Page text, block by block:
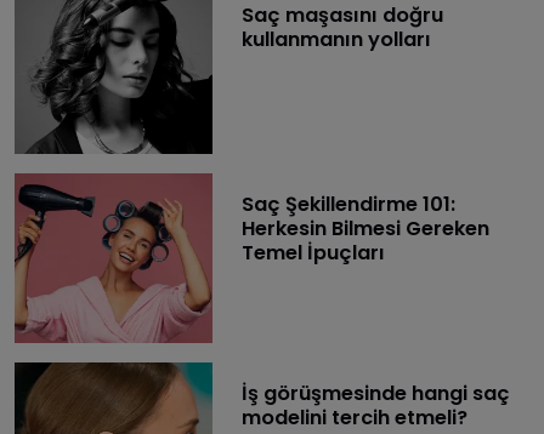
Saç maşasını doğru
kullanmanın yolları
Saç Şekillendirme 101:
Herkesin Bilmesi Gereken
Temel İpuçları
İş görüşmesinde hangi saç
modelini tercih etmeli?